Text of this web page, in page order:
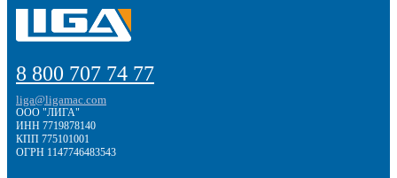
8 800 707 74 77
liga@ligamac.com
ООО "ЛИГА"
ИНН 7719878140
КПП 775101001
ОГРН 1147746483543